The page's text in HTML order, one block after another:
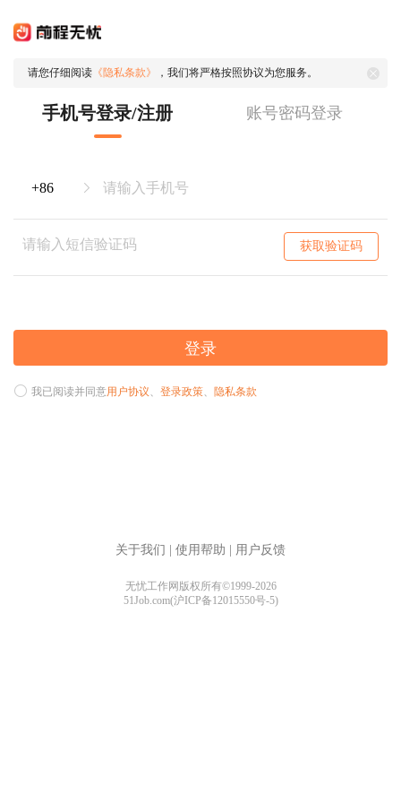
请您仔细阅读 《隐私条款》 ，我们将严格按照协议为您服务。
手机号登录/注册 账号密码登录
获取验证码
登录
我已阅读并同意用户协议、 登录政策、 隐私条款
关于我们 使用帮助 用户反馈
无忧工作网版权所有©1999-2026
51Job.com(沪ICP备12015550号-5)